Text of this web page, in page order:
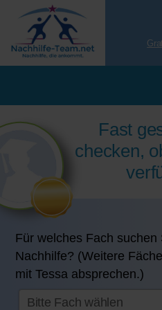
Fast
checken,
Für welches Fach suchen
Nachhilfe? (Weitere
mit Tessa absprechen.)